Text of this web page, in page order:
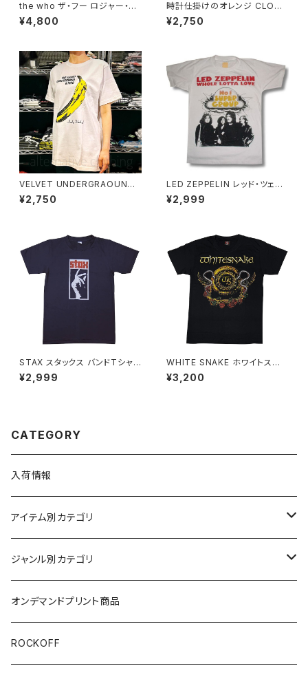
the who ザ・フー ロジャー・ダ
ルトリー ピート・タウンゼント キ
ース・ムーン ケニー・ジョーンズ
OFF who-07
¥4,800
時計仕掛けのオレンジ CLOCK
WORK ORANGE 映画Ｔシャツ
メンズ レディース brw ロックT
¥2,750
VELVET UNDERGRAOUND
& NICO ヴェルヴェットアンダー
グラウンド&ニコ バナナ ベルベ
ンドTシャツ wof VU-03
¥2,750
LED ZEPPELIN レッド・ツェッ
ペリン ロバート・プラント ジミ
ー・ペイジ ジョン・ポール・ジョ
ロックTシャツ バンドTシャツ b
ny 白 ホワイト ZEP-07
¥2,999
STAX スタックス バンドTシャツ
ロックTシャツ Tシャツ bny グ
レー チャコール STAX-01
¥2,999
WHITE SNAKE ホワイトスネ
イク 白蛇の紋章 Ｔシャツ ロック
Ｔシャツ バンドＴシャツ RockY
¥3,200
CATEGORY
入荷情報
アイテム別カテゴリ
半袖
ブラック/グレー系
ホワイト
長袖
キッズ
ジャンル別カテゴリ
オリジナルデザイン
スカルファミリー
映画Ｔシャツ
オンデマンドプリント商品
ROCKOFF